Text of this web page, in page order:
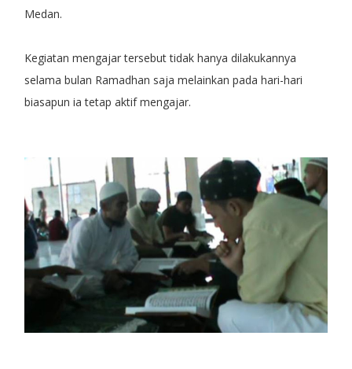
Medan.
Kegiatan mengajar tersebut tidak hanya dilakukannya
selama bulan Ramadhan saja melainkan pada hari-hari
biasapun ia tetap aktif mengajar.